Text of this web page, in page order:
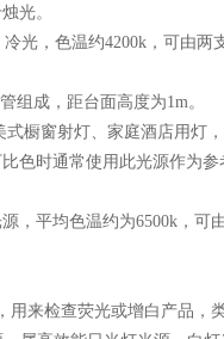
光。
光，色温约4200k，可由
组成，距台面高度为1m。
窗射灯、家庭酒店用灯，
时通常使用此光源作为参考光
源，平均色温约为6500k
用来检查荧光或增白产品，